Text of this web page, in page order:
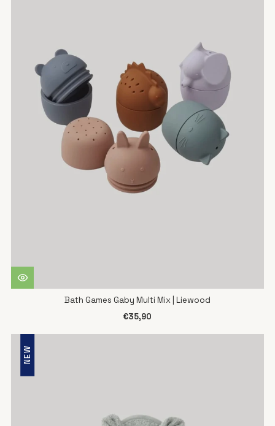
Bath Games Gaby Multi Mix | Liewood
€35,90
NEW